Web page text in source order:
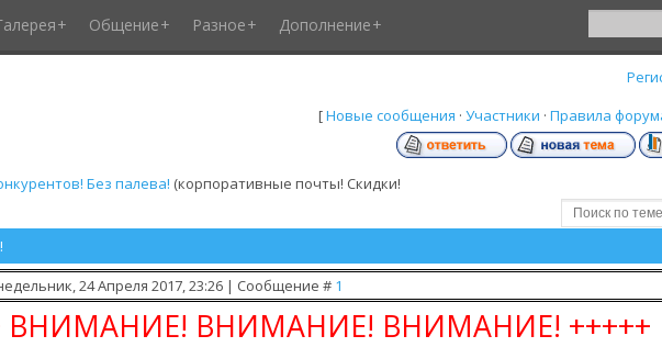
Общение Разное Дополнение
[Новые сообщения · Участники · Правила
Без палева! (корпоративные почты! Скидки!
24 Апреля 2017, 23:26 | Сообщение # 1
ВНИМАНИЕ! ВНИМАНИЕ! ВНИМАНИЕ! +++++